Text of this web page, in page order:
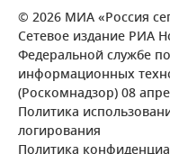
© 2026 МИА «Россия
Сетевое издание РИА
Федеральной службе
информационных
(Роскомнадзор) 08
Политика
логирования